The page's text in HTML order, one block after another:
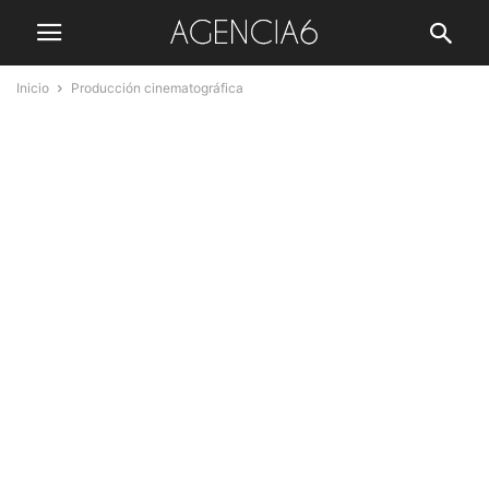
Inicio Producción cinematográfica